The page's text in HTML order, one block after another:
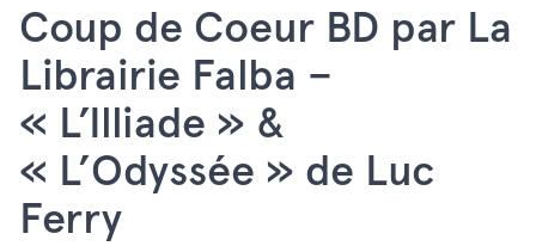
Coup de Coeur BD par La
Librairie Falba –
« L’Illiade » &
« L’Odyssée » de Luc
Ferry